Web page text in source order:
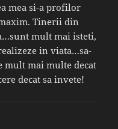
mea si-a profilor
Tinerii din
mult mai isteti,
in viata…sa-
mult mai multe decat
decat sa invete!